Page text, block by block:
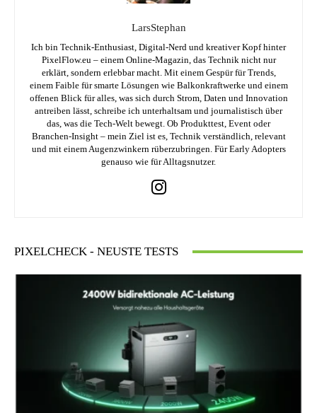
LarsStephan
Ich bin Technik-Enthusiast, Digital-Nerd und kreativer Kopf hinter
PixelFlow.eu – einem Online-Magazin, das Technik nicht nur
erklärt, sondern erlebbar macht. Mit einem Gespür für Trends,
einem Faible für smarte Lösungen wie Balkonkraftwerke und einem
offenen Blick für alles, was sich durch Strom, Daten und Innovation
antreiben lässt, schreibe ich unterhaltsam und journalistisch über
das, was die Tech-Welt bewegt. Ob Produkttest, Event oder
Branchen-Insight – mein Ziel ist es, Technik verständlich, relevant
und mit einem Augenzwinkern rüberzubringen. Für Early Adopters
genauso wie für Alltagsnutzer.
PIXELCHECK - NEUSTE TESTS